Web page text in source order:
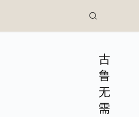
古
鲁
无
需